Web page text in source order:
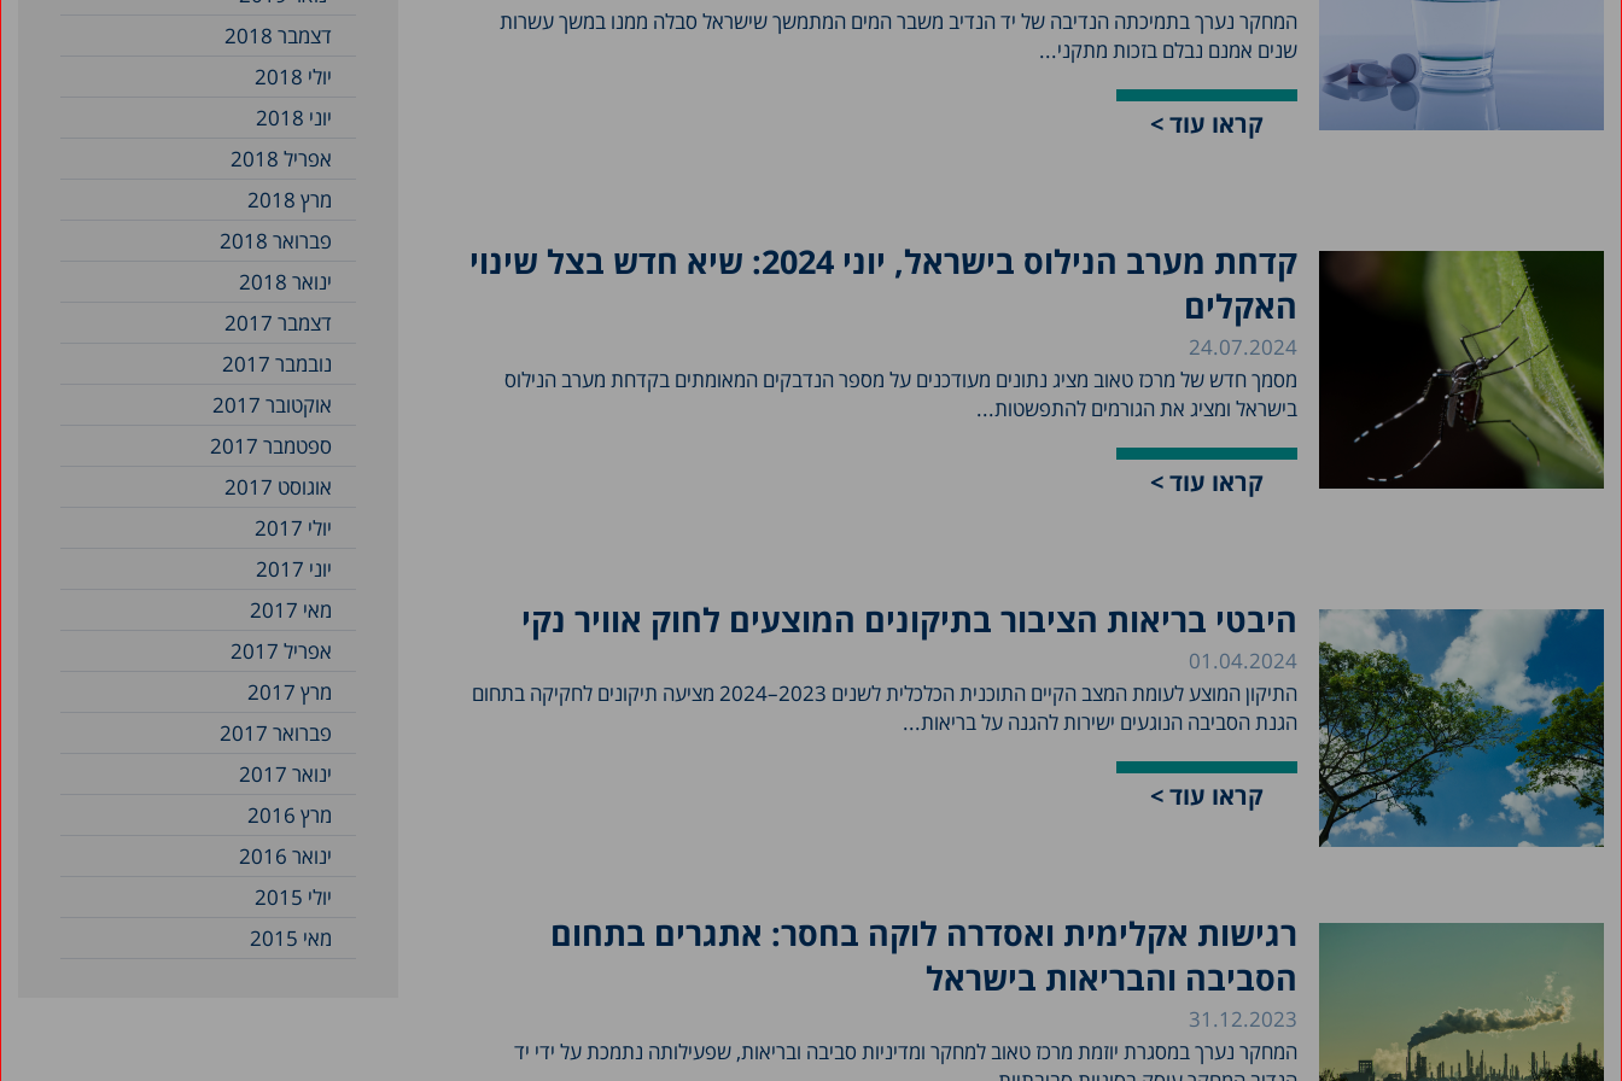
המחקר נערך בתמיכתה הנדיבה של יד הנדיב משבר המים המתמשך שישראל סבלה ממנו במשך עשרות
שנים אמנם נבלם בזכות מתקני...
קראו עוד >
קדחת מערב הנילוס בישראל, יוני 2024: שיא חדש בצל שינוי
האקלים
24.07.2024
מסמך חדש של מרכז טאוב מציג נתונים מעודכנים על מספר הנדבקים המאומתים בקדחת מערב הנילוס
בישראל ומציג את הגורמים להתפשטות...
קראו עוד >
היבטי בריאות הציבור בתיקונים המוצעים לחוק אוויר נקי
01.04.2024
התיקון המוצע לעומת המצב הקיים התוכנית הכלכלית לשנים 2023–2024 מציעה תיקונים לחקיקה בתחום
הגנת הסביבה הנוגעים ישירות להגנה על בריאות...
קראו עוד >
רגישות אקלימית ואסדרה לוקה בחסר: אתגרים בתחום
הסביבה והבריאות בישראל
31.12.2023
המחקר נערך במסגרת יוזמת מרכז טאוב למחקר ומדיניות סביבה ובריאות, שפעילותה נתמכת על ידי יד
דצמבר 2018
יולי 2018
יוני 2018
אפריל 2018
מרץ 2018
פברואר 2018
ינואר 2018
דצמבר 2017
נובמבר 2017
אוקטובר 2017
ספטמבר 2017
אוגוסט 2017
יולי 2017
יוני 2017
מאי 2017
אפריל 2017
מרץ 2017
פברואר 2017
ינואר 2017
מרץ 2016
ינואר 2016
יולי 2015
מאי 2015